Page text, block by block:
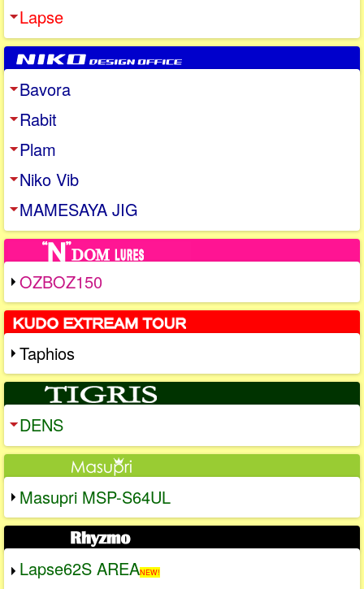
Lapse
Bavora
Rabit
Plam
Niko Vib
MAMESAYA JIG
OZBOZ150
Taphios
DENS
Masupri MSP-S64UL
Lapse62S AREANEW!